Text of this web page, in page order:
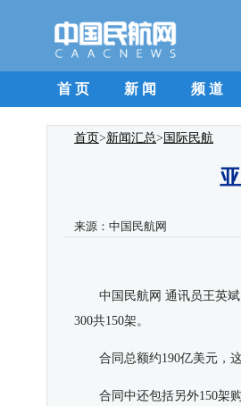
首 页 新 闻 频 道
首页>新闻汇总> 国际民航
来源： 中国民航网
中国民航网 通讯员王英斌
300共150架。
合同总额约190亿美元，
合同中还包括另外150架